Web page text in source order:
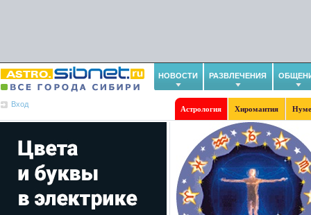
НОВОСТИ РАЗВЛЕЧЕНИЯ
Вход
Астрология Хиромантия